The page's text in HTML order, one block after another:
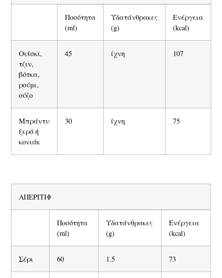
Ποσότητα
(ml)
Υδατάνθρακες
(g)
Ενέργεια
(kcal)
Oυίσκι,
τζιν,
βότκα,
ρούμι,
ούζο
45 ίχνη 107
Μπράντυ
ξερό ή
κονιάκ
30 ίχνη 75
ΑΠΕΡΙΤΙΦ
Ποσότητα
(ml)
Υδατάνθρακες
(g)
Ενέργεια
(kcal)
Σέρι 60 1.5 73